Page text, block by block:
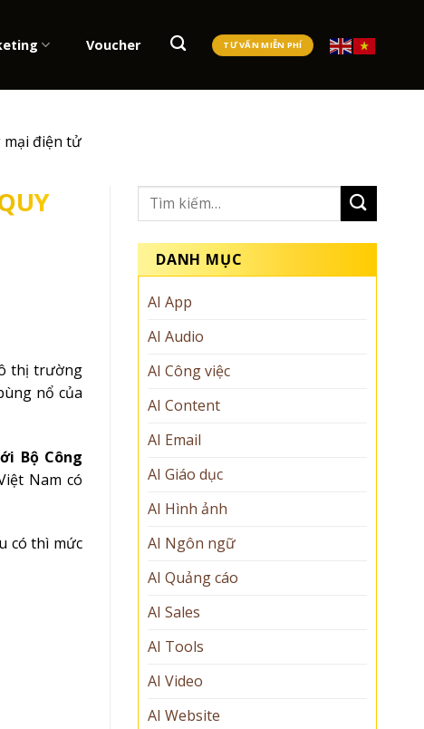
Voucher TƯ VẤN MIỄN PHÍ
mại điện tử
thị trường
nổ của
Bộ Công
Nam có
có thì mức
DANH MỤC
AI App
AI Audio
AI Công việc
AI Content
AI Email
AI Giáo dục
AI Hình ảnh
AI Ngôn ngữ
AI Quảng cáo
AI Sales
AI Tools
AI Video
AI Website